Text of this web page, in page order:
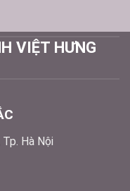
VIỆT HƯNG
Hà Nội